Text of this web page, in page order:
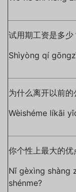
试用期工资是多少
Shìyòng qí
为什么离开以前的
Wèishéme líkāi
你个性上最大的优
Nǐ gèxìng shàng
shénme?